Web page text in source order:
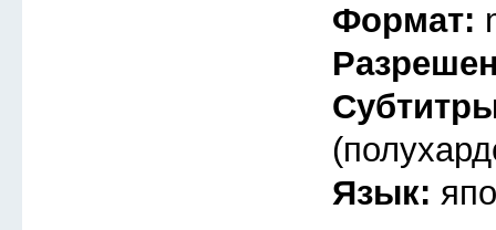
Формат:
Язык: